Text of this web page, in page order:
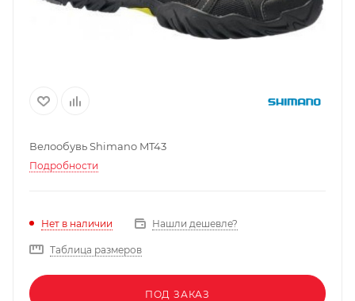
Велообувь Shimano MT43
Подробности
Нет в наличии Нашли дешевле?
Таблица размеров
ПОД ЗАКАЗ